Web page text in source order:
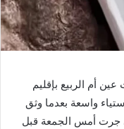
أم الربيع بإقليم
واسعة بعدما وثق
جرت أمس الجمعة قبل